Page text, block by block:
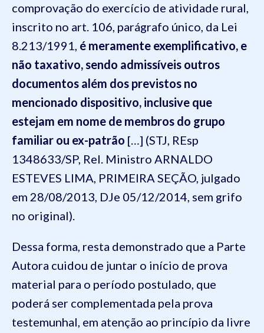
comprovação do exercício de atividade rural,
inscrito no art. 106, parágrafo único, da Lei
8.213/1991, é meramente exemplificativo, e
não taxativo, sendo admissíveis outros
documentos além dos previstos no
mencionado dispositivo, inclusive que
estejam em nome de membros do grupo
familiar ou ex-patrão […] (STJ, REsp
1348633/SP, Rel. Ministro ARNALDO
ESTEVES LIMA, PRIMEIRA SEÇÃO, julgado
em 28/08/2013, DJe 05/12/2014, sem grifo
no original).
Dessa forma, resta demonstrado que a Parte
Autora cuidou de juntar o início de prova
material para o período postulado, que
poderá ser complementada pela prova
testemunhal, em atenção ao princípio da livre